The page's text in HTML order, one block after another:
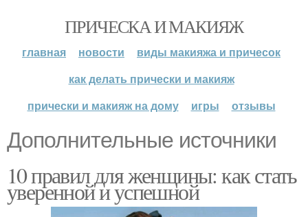
ПРИЧЕСКА И МАКИЯЖ
главная новости
виды макияжа и причесок
как делать прически и макияж
прически и макияж на дому
игры отзывы
Дополнительные источники
10 правил для женщины: как стать
уверенной и успешной